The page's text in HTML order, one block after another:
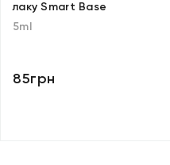
лаку Smart Base
5ml
85грн